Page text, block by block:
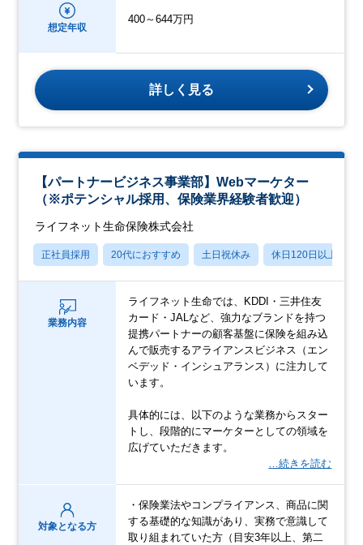
想定年収
400～644万円
詳しく見る
【パートナービジネス事業部】Webマーケター
（※ポテンシャル採用、保険業界経験者歓迎）
ライフネット生命保険株式会社
正社員採用 20代におすすめ 土日祝休み 休日120日以上
業務内容
ライフネット生命では、KDDI・三井住友
カード・JALなど、強力なブランドを持つ
提携パートナーの顧客基盤に保険を組み込
んで販売するアライアンスビジネス（エン
ベデッド・インシュアランス）に注力して
います。
具体的には、以下のような業務からスター
トし、段階的にマーケターとしての領域を
広げていただきます。
…続きを読む
対象となる方
・保険業法やコンプライアンス、商品に関
する基礎的な知識があり、実務で意識して
取り組まれていた方（目安3年以上、第二